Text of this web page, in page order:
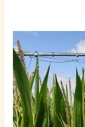
El
precio
del
maíz,
un
40%
más